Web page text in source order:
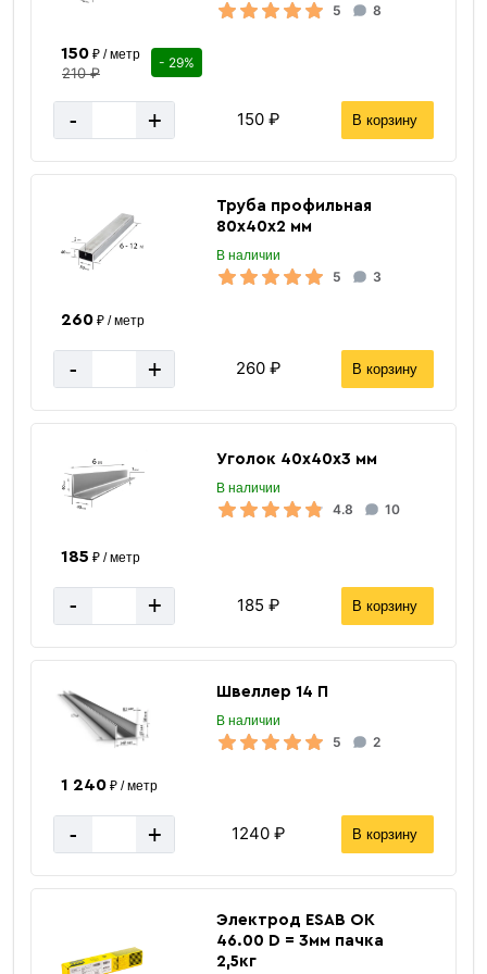
5 8
150₽ / метр
210 ₽
- 29%
- + 150 ₽ В корзину
Труба профильная
80х40х2 мм
В наличии
5 3
260₽ / метр
- + 260 ₽ В корзину
Уголок 40х40х3 мм
В наличии
4.8 10
185 ₽ / метр
- + 185 ₽ В корзину
Швеллер 14 П
В наличии
5 2
1 240₽ / метр
- + 1240 ₽ В корзину
Электрод ESAB ОК
46.00 D = 3мм пачка
2,5кг